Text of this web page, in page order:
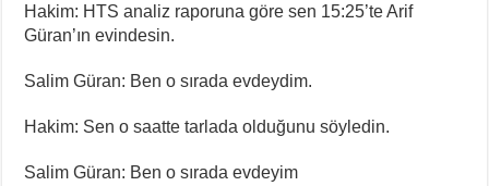
Hakim: HTS analiz raporuna göre sen 15:25’te Arif
Güran’ın evindesin.
Salim Güran: Ben o sırada evdeydim.
Hakim: Sen o saatte tarlada olduğunu söyledin.
Salim Güran: Ben o sırada evdeyim